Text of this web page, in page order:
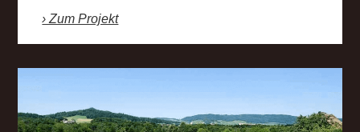
› Zum Projekt